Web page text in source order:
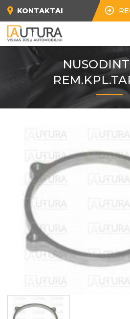
KONTAKTAI